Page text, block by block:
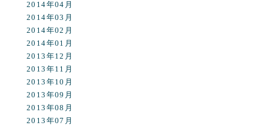
2014年04月
2014年03月
2014年02月
2014年01月
2013年12月
2013年11月
2013年10月
2013年09月
2013年08月
2013年07月